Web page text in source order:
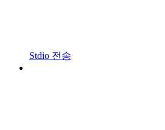
Stdio 전송